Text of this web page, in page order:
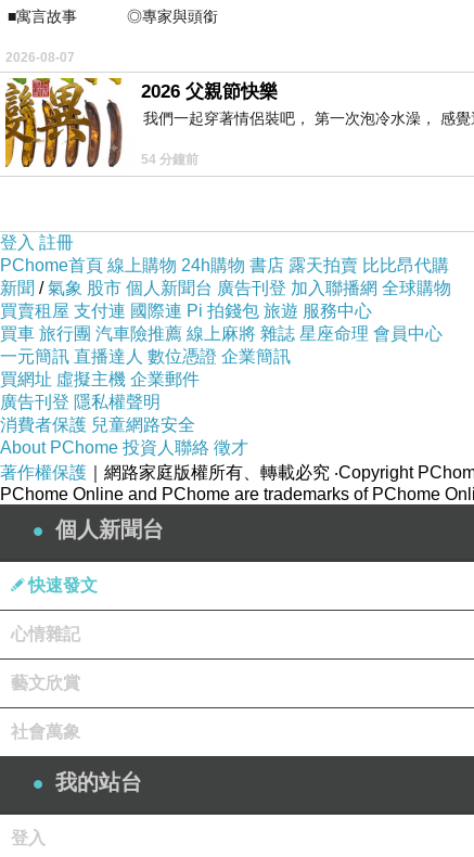
■寓言故事 ◎專家與頭銜 ⊕潘文
2026-08-07
2026 父親節快樂
我們一起穿著情侶裝吧， 第一次泡冷水澡， 感
54 分鐘前
登入 註冊
PChome首頁 線上購物 24h購物 書店 露天拍賣 比比昂代購
新聞 /氣象 股市 個人新聞台 廣告刊登 加入聯播網 全球購物
買賣租屋 支付連 國際連 Pi 拍錢包 旅遊 服務中心
買車 旅行團 汽車險推薦 線上麻將 雜誌 星座命理 會員中心
一元簡訊 直播達人 數位憑證 企業簡訊
買網址 虛擬主機 企業郵件
廣告刊登 隱私權聲明
消費者保護 兒童網路安全
About PChome 投資人聯絡 徵才
著作權保護 ｜網路家庭版權所有、轉載必究 ‧Copyright
PChome Online and PChome are trademarks of PChome
個人新聞台
快速發文
心情雜記
藝文欣賞
社會萬象
我的站台
登入